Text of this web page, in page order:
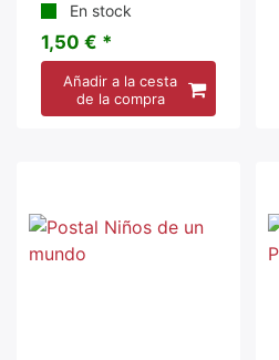
En stock
1,50 € *
Añadir a la cesta
de la compra